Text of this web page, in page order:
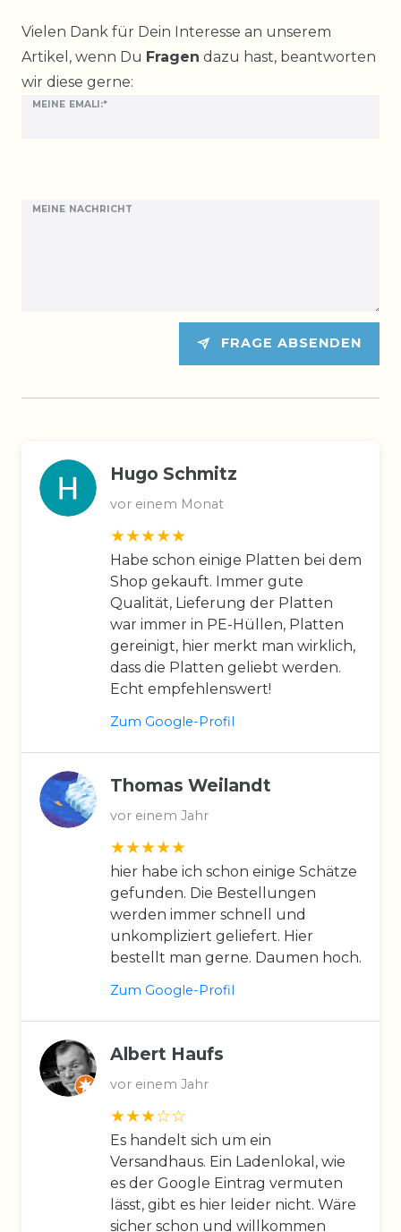
Vielen Dank für Dein Interesse an unserem
Artikel, wenn Du Fragen dazu hast, beantworten
wir diese gerne:
MEINE EMALI:*
MEINE NACHRICHT
Ceres::Template.mailFormHoneypotLabel
FRAGE ABSENDEN
Hugo Schmitz
vor einem Monat
Habe schon einige Platten bei dem
Shop gekauft. Immer gute
Qualität, Lieferung der Platten
war immer in PE-Hüllen, Platten
gereinigt, hier merkt man wirklich,
dass die Platten geliebt werden.
Echt empfehlenswert!
Zum Google-Profil
Thomas Weilandt
vor einem Jahr
hier habe ich schon einige Schätze
gefunden. Die Bestellungen
werden immer schnell und
unkompliziert geliefert. Hier
bestellt man gerne. Daumen hoch.
Zum Google-Profil
Albert Haufs
vor einem Jahr
Es handelt sich um ein
Versandhaus. Ein Ladenlokal, wie
es der Google Eintrag vermuten
lässt, gibt es hier leider nicht. Wäre
sicher schon und willkommen